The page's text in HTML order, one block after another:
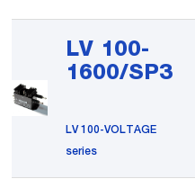
LV 100-
1600/SP3
LV 100-VOLTAGE
series